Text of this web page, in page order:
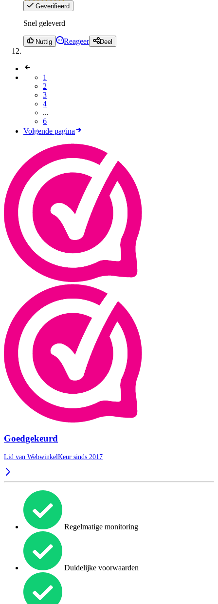
Geverifieerd
Snel geleverd
Nuttig Reageer Deel
1
2
3
4
...
6
Volgende pagina
Goedgekeurd
Lid van WebwinkelKeur sinds 2017
Regelmatige monitoring
Duidelijke voorwaarden